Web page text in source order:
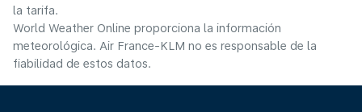
la tarifa.
World Weather Online proporciona la información
meteorológica. Air France-KLM no es responsable de la
fiabilidad de estos datos.